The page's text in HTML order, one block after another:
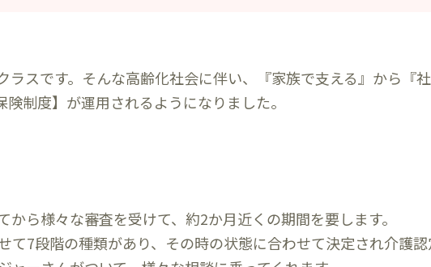
ラスです。そんな高齢化社会に伴い、『家族で支える』から『
制度】が運用されるようになりました。
ら様々な審査を受けて、約2か月近くの期間を要します。
て7段階の種類があり、その時の状態に合わせて決定され介護認